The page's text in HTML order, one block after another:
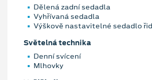
Dělená zadní sedadla
Vyhřívaná sedadla
Výškově nastavitelné sedadlo
Světelná technika
Denní svícení
Mlhovky